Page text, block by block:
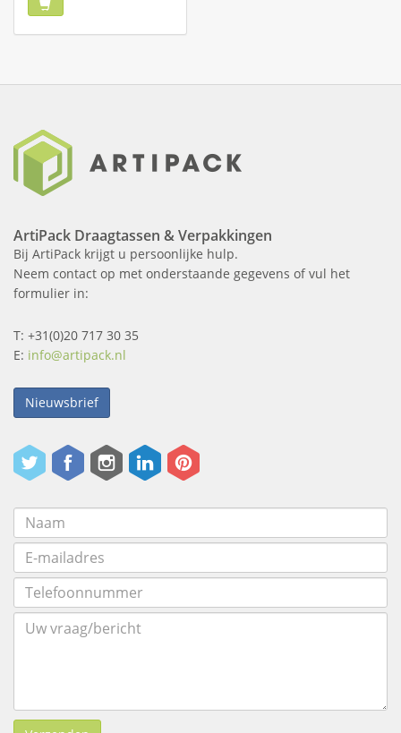
ArtiPack Draagtassen & Verpakkingen
Bij ArtiPack krijgt u persoonlijke hulp.
Neem contact op met onderstaande gegevens of vul het
formulier in:
T: +31(0)20 717 30 35
E: info@artipack.nl
Nieuwsbrief